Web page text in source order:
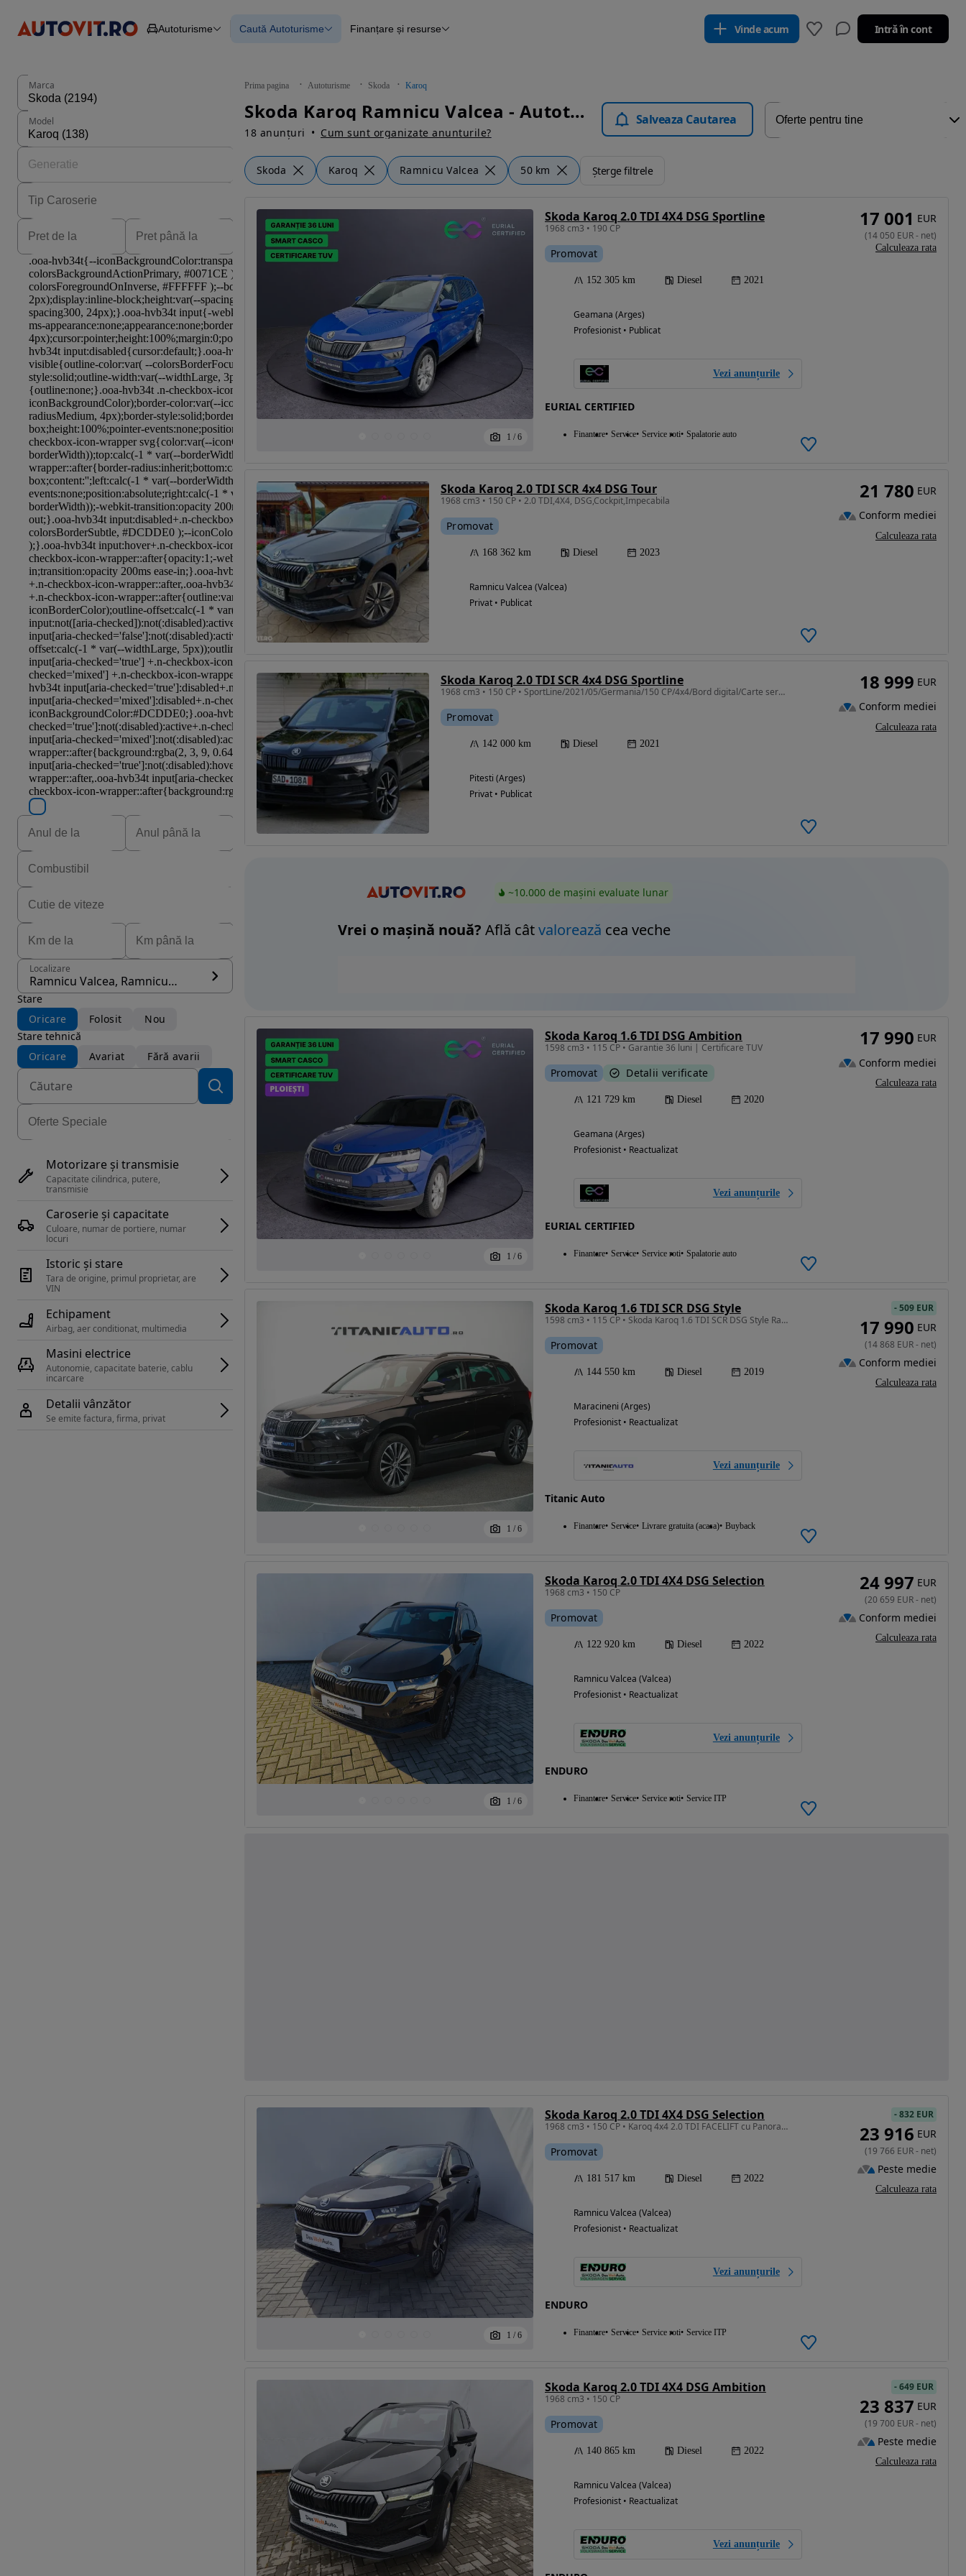
Autoturisme
Autoturisme
Mașini electrice
Mașini cu detalii verificate
Caută Autoturisme
Blog Autovit.ro
Finanțare și resurse Vinde acum Intră în cont
Prima pagina Autoturisme Skoda Karoq
Skoda Karoq Ramnicu Valcea - Autoturisme
18 anunțuri Cum sunt organizate anunturile?
Salveaza Cautarea
Skoda Karoq Ramnicu Valcea 50 km Șterge filtrele
Marca
Model
Eligibil pentru
finantare
Localizare
Ramnicu Valcea, Ramnicu Valcea
Stare
Oricare
Folosit
Nou
Stare tehnică
Oricare
Avariat Fără avarii
Motorizare și transmisie
Capacitate cilindrica, putere,
transmisie
Caroserie și capacitate
Culoare, numar de portiere, numar
locuri
Istoric și stare
Tara de origine, primul proprietar, are
Echipament
Airbag, aer conditionat, multimedia
Masini electrice
Autonomie, capacitate baterie, cablu
Detalii vânzător
Se emite factura, firma, privat
1 / 6
Skoda Karoq 2.0 TDI 4X4 DSG Sportline
1968 cm3 • 190 CP
Promovat
152 305 km Diesel 2021
Geamana (Arges)
Profesionist • Publicat
Vezi anunțurile
EURIAL CERTIFIED
Finantare Service Service roti Spalatorie auto
17 001 EUR
(14 050 EUR- net)
Calculeaza rata
Skoda Karoq 2.0 TDI SCR 4x4 DSG Tour
1968 cm3 • 150 CP • 2.0 TDI,4X4, DSG,Cockpit,Impecabila
Promovat
168 362 km Diesel 2023
Ramnicu Valcea (Valcea)
Privat • Publicat
21 780 EUR
Conform mediei
Calculeaza rata
Skoda Karoq 2.0 TDI SCR 4x4 DSG Sportline
1968 cm3 • 150 CP • SportLine/2021/05/Germania/150 CP/4x4/Bord digital/Carte service/
Promovat
142 000 km Diesel 2021
Pitesti (Arges)
Privat • Publicat
18 999 EUR
Conform mediei
Calculeaza rata
~10.000 de mașini evaluate lunar
Vrei o mașină nouă? Află câtvalorează cea veche
1 / 6
Skoda Karoq 1.6 TDI DSG Ambition
1598 cm3 • 115 CP • Garantie 36 luni | Certificare TUV
Promovat Detalii verificate
121 729 km Diesel 2020
Geamana (Arges)
Profesionist • Reactualizat
Vezi anunțurile
EURIAL CERTIFIED
Finantare Service Service roti Spalatorie auto
17 990 EUR
Conform mediei
Calculeaza rata
1 / 6
Skoda Karoq 1.6 TDI SCR DSG Style
1598 cm3 • 115 CP • Skoda Karoq 1.6 TDI SCR DSG Style Rate Credit Leasing
Promovat
144 550 km Diesel 2019
Maracineni (Arges)
Profesionist • Reactualizat
Vezi anunțurile
Titanic Auto
Finantare Service Livrare gratuita (acasa) Buyback
-509 EUR
17 990 EUR
(14 868 EUR- net)
Conform mediei
Calculeaza rata
1 / 6
Skoda Karoq 2.0 TDI 4X4 DSG Selection
1968 cm3 • 150 CP
Promovat
122 920 km Diesel 2022
Ramnicu Valcea (Valcea)
Profesionist • Reactualizat
Vezi anunțurile
ENDURO
Finantare Service Service roti Service ITP
24 997 EUR
(20 659 EUR- net)
Conform mediei
Calculeaza rata
1 / 6
Skoda Karoq 2.0 TDI 4X4 DSG Selection
1968 cm3 • 150 CP • Karoq 4x4 2.0 TDI FACELIFT cu Panoramic
Promovat
181 517 km Diesel 2022
Ramnicu Valcea (Valcea)
Profesionist • Reactualizat
Vezi anunțurile
ENDURO
Finantare Service Service roti Service ITP
-832 EUR
23 916 EUR
(19 766 EUR- net)
Peste medie
Calculeaza rata
Skoda Karoq 2.0 TDI 4X4 DSG Ambition
1968 cm3 • 150 CP
Promovat
140 865 km Diesel 2022
Ramnicu Valcea (Valcea)
Profesionist • Reactualizat
Vezi anunțurile
-649 EUR
23 837 EUR
(19 700 EUR- net)
Peste medie
Calculeaza rata